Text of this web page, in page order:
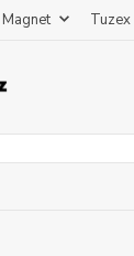
Magnet Tuzex